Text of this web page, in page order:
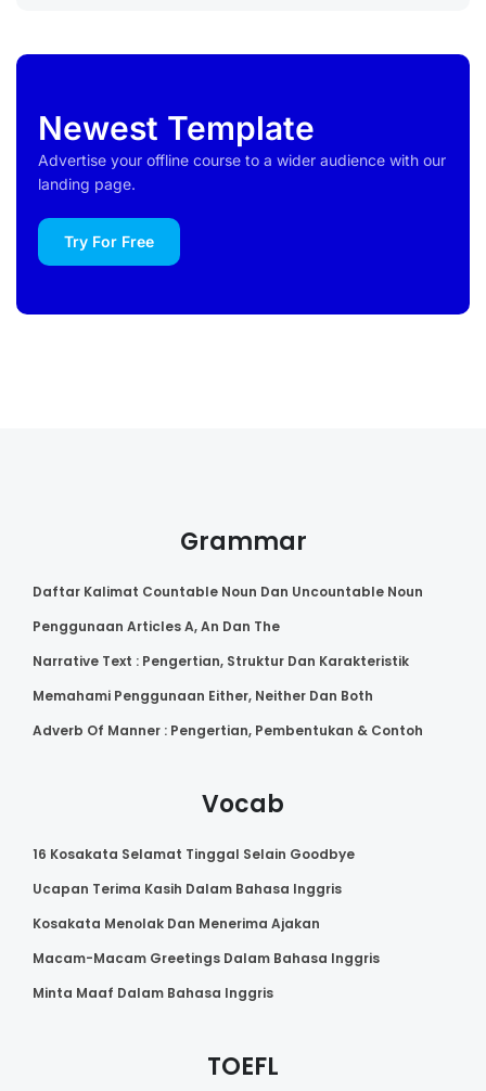
Newest Template
Advertise your offline course to a wider audience with our
landing page.
Try For Free
Grammar
Daftar Kalimat Countable Noun Dan Uncountable Noun
Penggunaan Articles A, An Dan The
Narrative Text : Pengertian, Struktur Dan Karakteristik
Memahami Penggunaan Either, Neither Dan Both
Adverb Of Manner : Pengertian, Pembentukan & Contoh
Vocab
16 Kosakata Selamat Tinggal Selain Goodbye
Ucapan Terima Kasih Dalam Bahasa Inggris
Kosakata Menolak Dan Menerima Ajakan
Macam-Macam Greetings Dalam Bahasa Inggris
Minta Maaf Dalam Bahasa Inggris
TOEFL